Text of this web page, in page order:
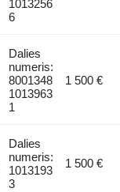
1013256
6
Dalies
numeris:
8001348
1013963
1
1 500 €
Dalies
numeris:
1013193
3
1 500 €